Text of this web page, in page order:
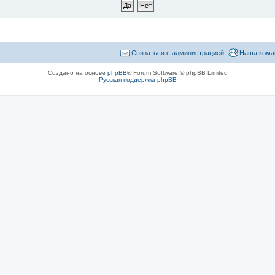
Наша
Связаться с администрацией
Создано на основе phpBB® Forum Software © phpBB Limited
Русская поддержка phpBB